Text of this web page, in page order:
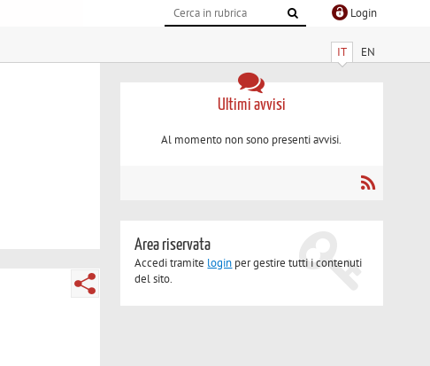
Login
IT EN
Ultimi avvisi
Al momento non sono presenti avvisi.
Area riservata
Accedi tramite login per gestire tutti i contenuti
del sito.